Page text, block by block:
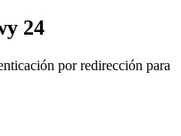
24
por redirección para